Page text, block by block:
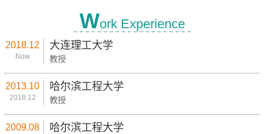
Work Experience
2018.12
Now
大连理工大学
教授
2013.10
2018.12
哈尔滨工程大学
教授
2009.08 哈尔滨工程大学